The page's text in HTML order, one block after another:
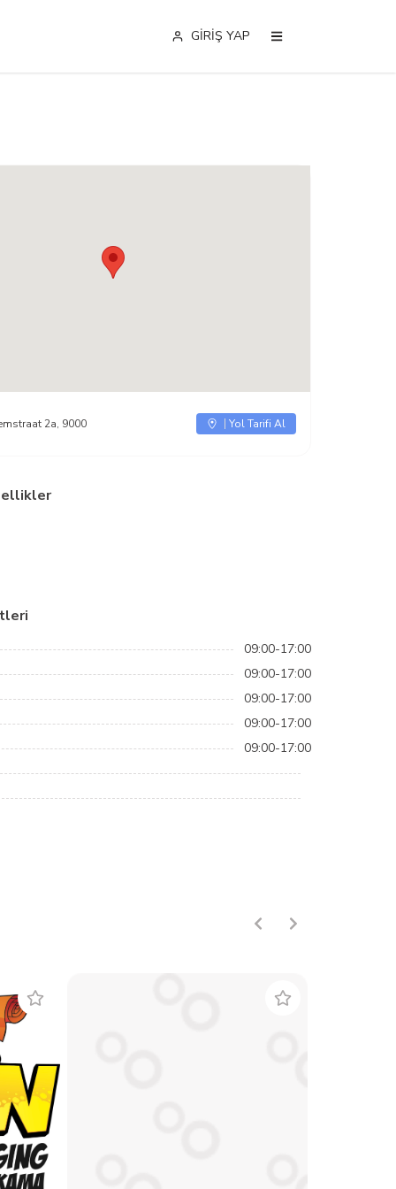
GİRİŞ YAP
2a, 9000 Yol Tarifi Al
09:00-17:00
09:00-17:00
09:00-17:00
09:00-17:00
09:00-17:00